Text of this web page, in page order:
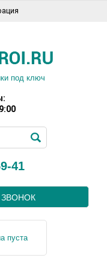
под ключ
41
ЗВОНОК
пуста